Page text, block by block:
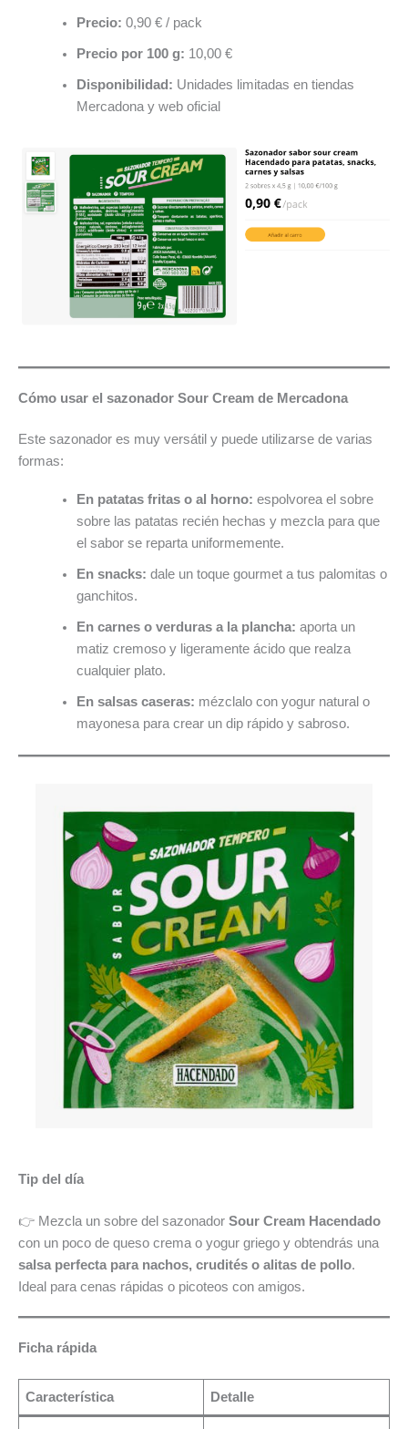
Precio: 0,90 € / pack
Precio por 100 g: 10,00 €
Disponibilidad: Unidades limitadas en tiendas
Mercadona y web oficial
Cómo usar el sazonador Sour Cream de Mercadona
Este sazonador es muy versátil y puede utilizarse de varias
formas:
En patatas fritas o al horno: espolvorea el sobre
sobre las patatas recién hechas y mezcla para que
el sabor se reparta uniformemente.
En snacks: dale un toque gourmet a tus palomitas o
ganchitos.
En carnes o verduras a la plancha: aporta un
matiz cremoso y ligeramente ácido que realza
cualquier plato.
En salsas caseras: mézclalo con yogur natural o
mayonesa para crear un dip rápido y sabroso.
Tip del día
👉 Mezcla un sobre del sazonador Sour Cream Hacendado
con un poco de queso crema o yogur griego y obtendrás una
salsa perfecta para nachos, crudités o alitas de pollo.
Ideal para cenas rápidas o picoteos con amigos.
Ficha rápida
Característica Detalle